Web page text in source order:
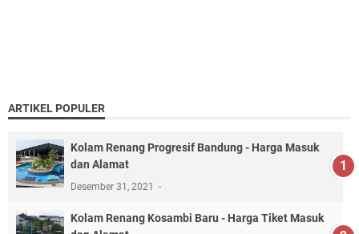
ARTIKEL POPULER
Kolam Renang Progresif Bandung - Harga Masuk
dan Alamat
Desember 31, 2021
Kolam Renang Kosambi Baru - Harga Tiket Masuk